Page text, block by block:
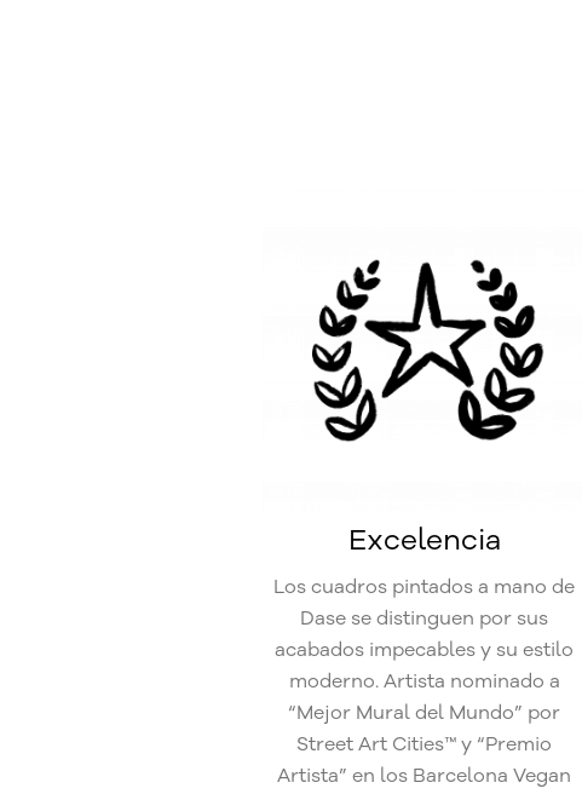
Excelencia
Los cuadros pintados a mano de
Dase se distinguen por sus
acabados impecables y su estilo
moderno. Artista nominado a
“Mejor Mural del Mundo” por
Street Art Cities™ y “Premio
Artista” en los Barcelona Vegan